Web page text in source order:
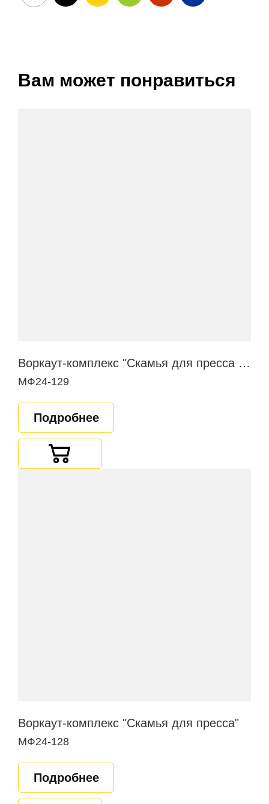
Вам может понравиться
Воркаут-комплекс "Скамья для пресса в наклоне"
МФ24-129
Подробнее
Воркаут-комплекс "Скамья для пресса"
МФ24-128
Подробнее